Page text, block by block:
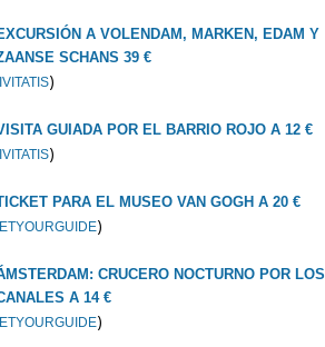
A VOLENDAM, MARKEN, EDAM Y
SCHANS 39 €
)
GUIADA POR EL BARRIO ROJO A 12 €
)
PARA EL MUSEO VAN GOGH A 20 €
)
CRUCERO NOCTURNO POR LOS
A 14 €
)